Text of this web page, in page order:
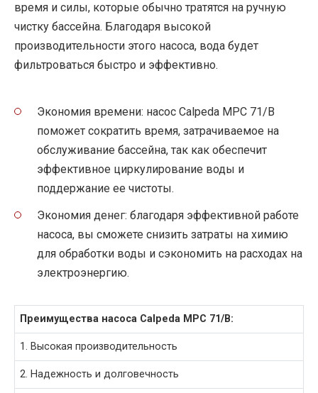
время и силы, которые обычно тратятся на ручную
чистку бассейна. Благодаря высокой
производительности этого насоса, вода будет
фильтроваться быстро и эффективно.
Экономия времени: насос Calpeda MPC 71/B
поможет сократить время, затрачиваемое на
обслуживание бассейна, так как обеспечит
эффективное циркулирование воды и
поддержание ее чистоты.
Экономия денег: благодаря эффективной работе
насоса, вы сможете снизить затраты на химию
для обработки воды и сэкономить на расходах на
электроэнергию.
Преимущества насоса Calpeda MPC 71/B:
1. Высокая производительность
2. Надежность и долговечность